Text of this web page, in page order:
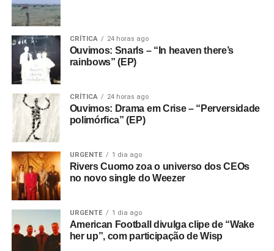
CRÍTICA 24 horas ago
Ouvimos: Snarls – “In heaven there’s
rainbows” (EP)
CRÍTICA 24 horas ago
Ouvimos: Drama em Crise – “Perversidade
polimórfica” (EP)
URGENTE 1 dia ago
Rivers Cuomo zoa o universo dos CEOs
no novo single do Weezer
URGENTE 1 dia ago
American Football divulga clipe de “Wake
her up”, com participação de Wisp